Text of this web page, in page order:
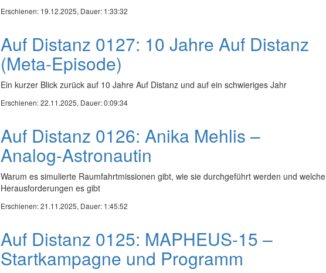
Erschienen: 19.12.2025, Dauer: 1:33:32
Auf Distanz 0127: 10 Jahre Auf Distanz
(Meta-Episode)
Ein kurzer Blick zurück auf 10 Jahre Auf Distanz und auf ein schwieriges Jahr
Erschienen: 22.11.2025, Dauer: 0:09:34
Auf Distanz 0126: Anika Mehlis –
Analog-Astronautin
Warum es simulierte Raumfahrtmissionen gibt, wie sie durchgeführt werden und welche
Herausforderungen es gibt
Erschienen: 21.11.2025, Dauer: 1:45:52
Auf Distanz 0125: MAPHEUS-15 –
Startkampagne und Programm